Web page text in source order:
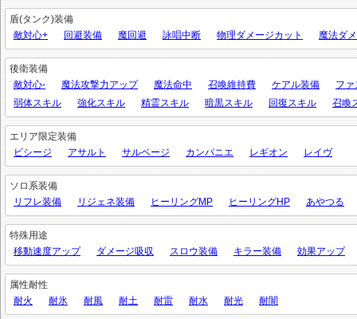
盾(タンク)装備
敵対心+
回避装備 魔回避 詠唱中断 物理ダメージカット 魔法ダ
後衛装備
敵対心-
魔法攻撃力アップ 魔法命中 召喚維持費 ケアル装備
フ
弱体スキル
強化スキル 精霊スキル 暗黒スキル 回復スキル 召喚
エリア限定装備
ビシージ
アサルト サルベージ カンパニエ レギオン レイヴ
ソロ系装備
リフレ装備
リジェネ装備 ヒーリングMP ヒーリングHP あやつる
特殊用途
移動速度アップ
ダメージ吸収 スロウ装備 キラー装備 効果アップ
属性耐性
耐火
耐氷 耐風 耐土 耐雷 耐水 耐光 耐闇